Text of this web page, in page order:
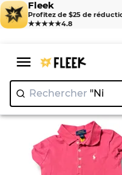
Fleek
Profitez de $25 de
★★★★★4.8
Rechercher "Nike"
Home > T-Shirt > Polo